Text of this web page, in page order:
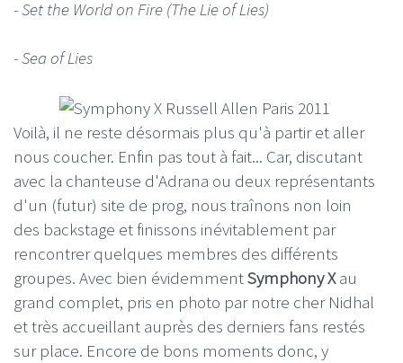
- Set the World on Fire (The Lie of Lies)
- Sea of Lies
Voilà, il ne reste désormais plus qu'à partir et aller
nous coucher. Enfin pas tout à fait... Car, discutant
avec la chanteuse d'Adrana ou deux représentants
d'un (futur) site de prog, nous traînons non loin
des backstage et finissons inévitablement par
rencontrer quelques membres des différents
groupes. Avec bien évidemmentSymphony Xau
grand complet, pris en photo par notre cher Nidhal
et très accueillant auprès des derniers fans restés
sur place. Encore de bons moments donc, y